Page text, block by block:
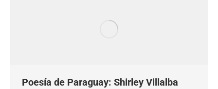
Poesía de Paraguay: Shirley Villalba